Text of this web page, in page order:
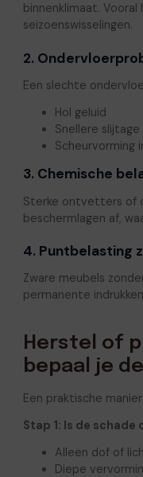
binnenklimaat.
seizoenswisselingen.
2.
Een slechte
Hol geluid
Snellere
Scheurvorming
3. Chemische
Sterke ontvetters of
beschermlagen af,
4. Puntbelasting
Zware meubels
permanente
Herstel of
bepaal je
Een praktische
Stap 1: Is de schade
Alleen dof of
Diepe